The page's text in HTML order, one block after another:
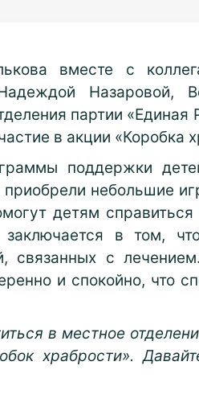
вместе с
Назаровой,
партии
в акции «Коробка
поддержки
небольшие
детям
в том,
с
и спокойно, что
в местное
храбрости».